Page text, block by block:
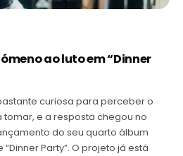
ao luto em “Dinner
curiosa para perceber o
tomar, e a resposta chegou no
do seu quarto álbum
Party”. O projeto já está